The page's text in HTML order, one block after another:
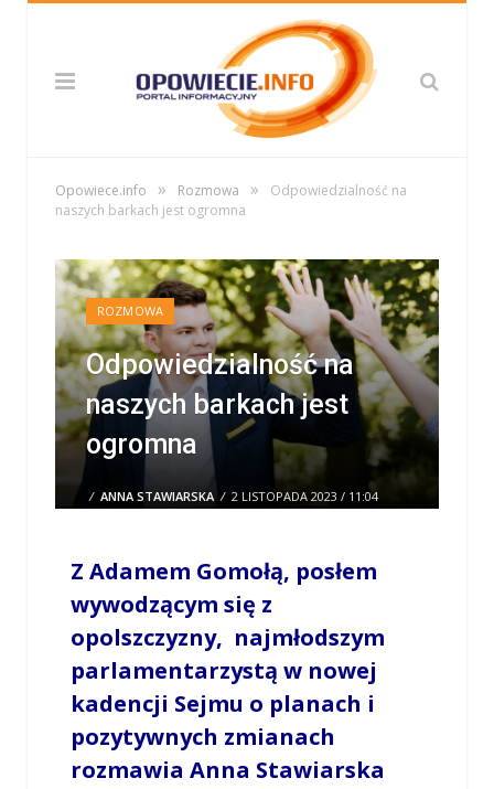
Opowiece.info » Rozmowa »
Odpowiedzialność na
naszych barkach jest ogromna
ROZMOWA
Odpowiedzialność na
naszych barkach jest
ogromna
/ ANNA STAWIARSKA / 2 LISTOPADA 2023 / 11:04
0 COMMENTS
Z Adamem Gomołą, posłem
wywodzącym się z
opolszczyzny, najmłodszym
parlamentarzystą w nowej
kadencji Sejmu o planach i
pozytywnych zmianach
rozmawia Anna Stawiarska